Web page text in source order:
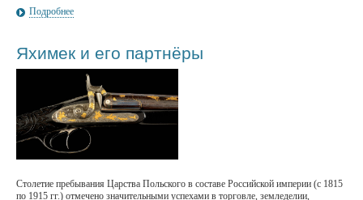
Подробнее
Яхимек и его партнёры
Столетие пребывания Царства Польского в составе Российской империи (с 1815
по 1915 гг.) отмечено значительными успехами в торговле, земледелии,